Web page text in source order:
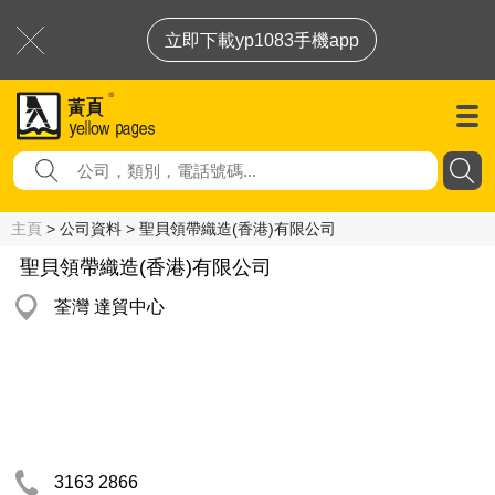
立即下載yp1083手機app
主頁 > 公司資料 > 聖貝領帶織造(香港)有限公司
聖貝領帶織造(香港)有限公司
荃灣 達貿中心
3163 2866